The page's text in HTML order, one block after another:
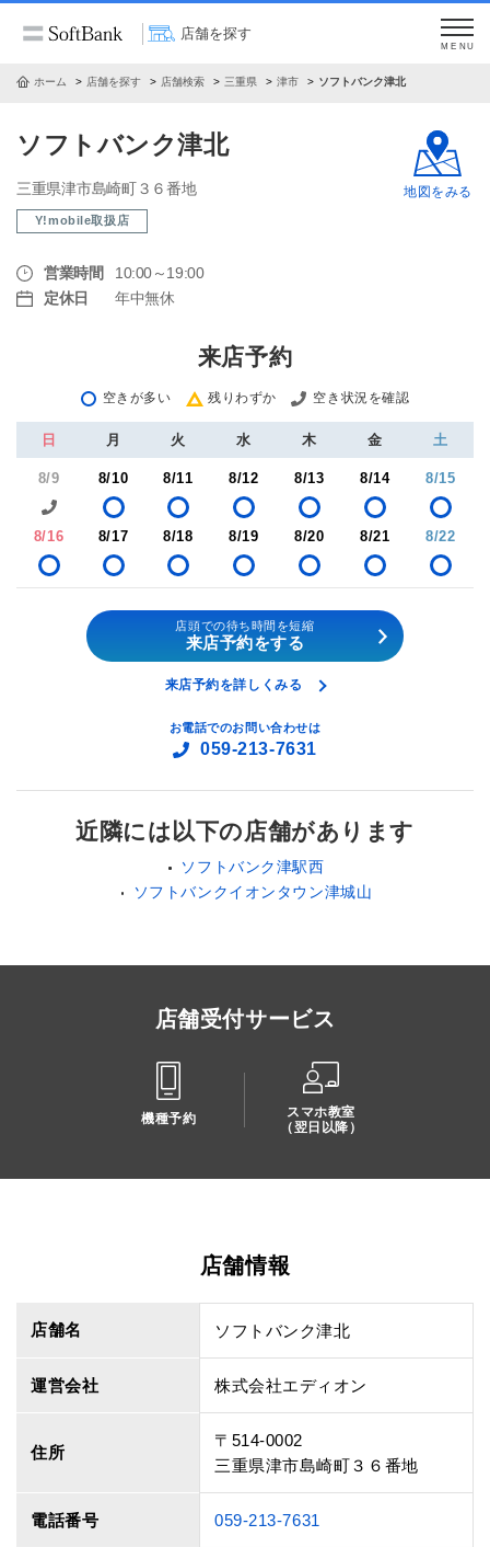
店舗を探す
MENU
ホーム 店舗を探す 店舗検索 三重県 津市 ソフトバンク津北
ソフトバンク津北
三重県津市島崎町３６番地
Y!mobile取扱店
営業時間
10:00～19:00
定休日
年中無休
地図をみる
来店予約
空きが多い 残りわずか 空き状況を確認
日 月 火 水 木 金 土
8/9 8/10 8/11 8/12 8/13 8/14 8/15
8/16 8/17 8/18 8/19 8/20 8/21 8/22
店頭での待ち時間を短縮
来店予約をする
来店予約を詳しくみる
お電話でのお問い合わせは
059-213-7631
近隣には以下の店舗があります
ソフトバンク津駅西
ソフトバンクイオンタウン津城山
店舗受付サービス
機種予約
スマホ教室
（翌日以降）
店舗情報
店舗名 ソフトバンク津北
運営会社 株式会社エディオン
住所
〒514-0002
三重県津市島崎町３６番地
電話番号 059-213-7631